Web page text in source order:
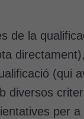
de la
(qui
diversos
per